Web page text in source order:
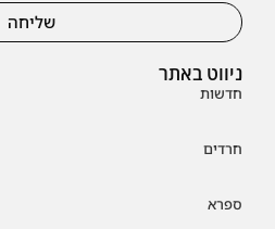
ניווט באתר
חדשות
חרדים
ספרא
שליחה